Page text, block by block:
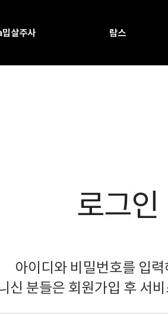
살주사 람스
로그인
아이디와 비밀번호를 입
신 분들은 회원가입 후 서